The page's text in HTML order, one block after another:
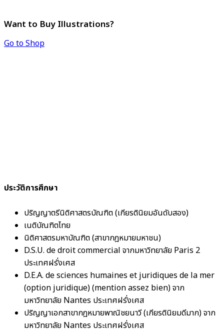
Want to Buy Illustrations?
Go to Shop
ประวัติการศึกษา
ปริญญาตรีนิติศาสตรบัณฑิต (เกียรตินิยมอันดับสอง)
เนติบัณฑิตไทย
นิติศาสตรมหาบัณฑิต (สาขากฎหมายมหาชน)
D.S.U. de droit commercial จากมหาวิทยาลัย Paris 2
ประเทศฝรั่งเศส
D.E.A. de sciences humaines et juridiques de la mer
(option juridique) (mention assez bien) จาก
มหาวิทยาลัย Nantes ประเทศฝรั่งเศส
ปริญญาเอกสาขากฎหมายพาณิชยนาวี (เกียรตินิยมดีมาก) จาก
มหาวิทยาลัย Nantes ประเทศฝรั่งเศส